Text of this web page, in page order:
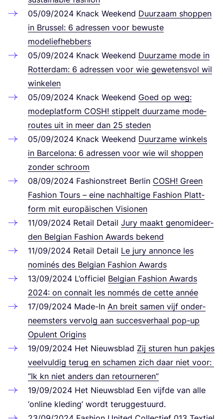
05/09/2024 Knack Weekend Duurzaam shop­pen
in Brussel: 6 adres­sen voor bewus­te
modeliefhebbers
05/09/2024 Knack Weekend Duurzame mode in
Rot­ter­dam: 6 adres­sen voor wie gewe­tens­vol wil
winkelen
05/09/2024 Knack Weekend Goed op weg:
mode­plat­form COSH! stip­pelt duurzame mode­
rou­tes uit in meer dan 25 steden
05/09/2024 Knack Weekend Duurzame win­kels
in Bar­ce­lo­na: 6 adres­sen voor wie wil shop­pen
zon­der schroom
08/09/2024 Fashions­treet Ber­lin COSH! Green
Fashion Tours – eine nach­hal­ti­ge Fashion Platt­
form mit euro­päi­schen Visionen
11/09/2024 Retail Detail Jury maakt geno­mide­er­
den Bel­gi­an Fashion Awards bekend
11/09/2024 Retail Detail Le jury annon­ce les
nomi­nés des Bel­gi­an Fashion Awards
13/09/2024 L’of­fi­ci­el Bel­gi­an Fashion Awards
2024: on con­nait les nom­més de cet­te année
17/09/2024 Made-In An breit samen vijf onder­
neems­ters ver­volg aan suc­ces­ver­haal pop-up
Opu­lent Origins
19/09/2024 Het Nieuws­blad Zij stu­ren hun pak­jes
veel­vul­dig terug en scha­men zich daar niet voor:
“Ik kn niet anders dan retourneren”
19/09/2024 Het Nieuws­blad Een vijf­de van alle
‘online kle­ding’ wordt teruggestuurd.